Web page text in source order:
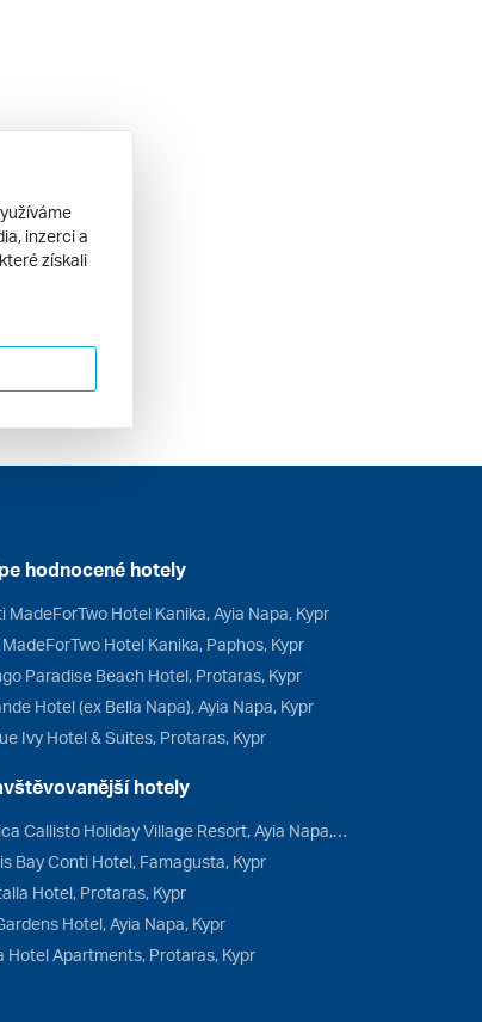
hodnocené hotely
MadeForTwo Hotel Kanika, Ayia Napa, Kypr
Hotel Kanika, Paphos, Kypr
Paradise Beach Hotel, Protaras, Kypr
Hotel (ex Bella Napa), Ayia Napa, Kypr
Ivy Hotel & Suites, Protaras, Kypr
hotely
Atlantica Callisto Holiday Village Resort, Ayia Napa, Kypr
Bay Conti Hotel, Famagusta, Kypr
Hotel, Protaras, Kypr
Hotel, Ayia Napa, Kypr
Hotel Apartments, Protaras, Kypr
inzerci a
získali